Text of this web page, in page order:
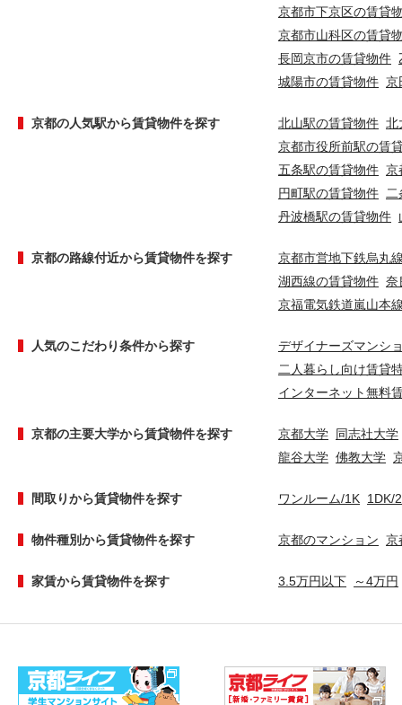
京都市下京区の賃貸
京都市山科区の賃貸
長岡京市の賃貸物件
城陽市の賃貸物件 京
京都の人気駅から賃貸物件を探す 北山駅の賃貸物件 北
京都市役所前駅の賃
五条駅の賃貸物件 京
円町駅の賃貸物件
丹波橋駅の賃貸物件
京都の路線付近から賃貸物件を探す
京都市営地下鉄烏丸
湖西線の賃貸物件 奈
京福電気鉄道嵐山本
人気のこだわり条件から探す
デザイナーズマンシ
二人暮らし向け賃貸
インターネット無料
京都の主要大学から賃貸物件を探す 京都大学 同志社大学
龍谷大学 佛教大学
間取りから賃貸物件を探す ワンルーム/1K 1DK/
物件種別から賃貸物件を探す 京都のマンション 京
家賃から賃貸物件を探す 3.5万円以下 ～4万円